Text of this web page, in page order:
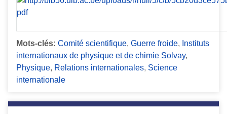
Mots-clés: Comité scientifique, Guerre froide, Instituts
internationaux de physique et de chimie Solvay,
Physique, Relations internationales, Science
internationale